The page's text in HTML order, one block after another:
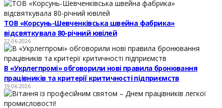
ТОВ «Корсунь-Шевченківська швейна фабрика»
відсвяткувала 80-річний ювілей
22.06.2026
В «Укрлегпромі» обговорили нові правила бронювання
працівників та критерії критичності підприємств
19.06.2026